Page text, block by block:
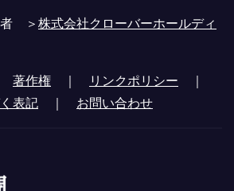
者 ＞株式会社クローバーホールディ
著作権 ｜ リンクポリシー ｜
表記 ｜ お問い合わせ